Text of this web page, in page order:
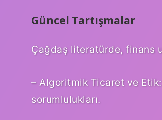
Güncel Tartışmalar
Çağdaş literatürde, finans
– Algoritmik Ticaret ve Etik:
sorumlulukları.